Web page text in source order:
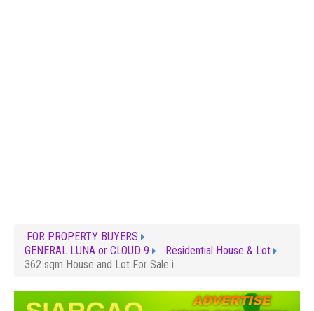
FOR PROPERTY BUYERS
GENERAL LUNA or CLOUD 9
Residential House & Lot
362 sqm House and Lot For Sale i